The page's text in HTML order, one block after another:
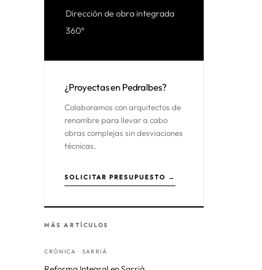
Dirección de obra integrada
360°
¿Proyectas en Pedralbes?
Colaboramos con arquitectos de
renombre para llevar a cabo
obras complejas sin desviaciones
técnicas.
SOLICITAR PRESUPUESTO →
MÁS ARTÍCULOS
CRÓNICA · SARRIÀ